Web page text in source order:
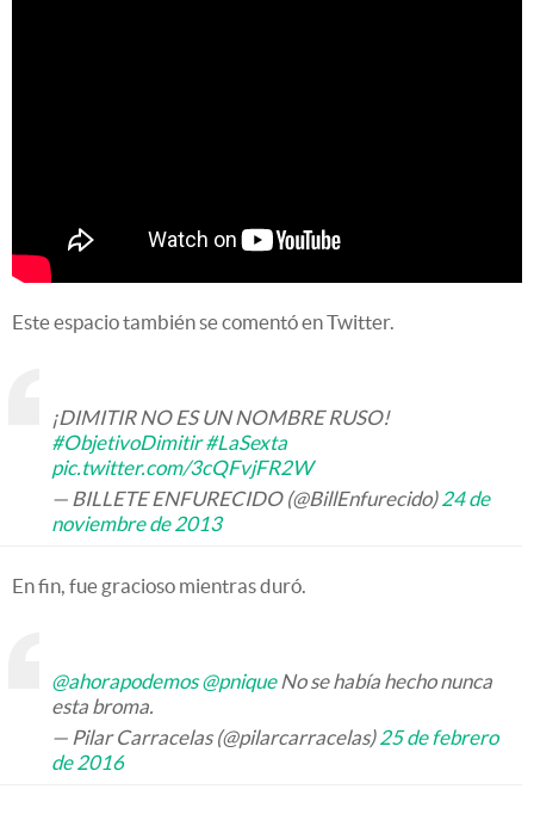
Este espacio también se comentó en Twitter.
¡DIMITIR NO ES UN NOMBRE RUSO!
#ObjetivoDimitir #LaSexta
pic.twitter.com/3cQFvjFR2W
— BILLETE ENFURECIDO (@BillEnfurecido) 24 de
noviembre de 2013
En fin, fue gracioso mientras duró.
@ahorapodemos @pniqueNo se había hecho nunca
esta broma.
— Pilar Carracelas (@pilarcarracelas) 25 de febrero
de 2016